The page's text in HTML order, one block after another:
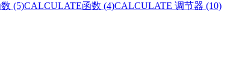
(5)CALCULATE函数 (4)CALCULATE 调节器 (10)